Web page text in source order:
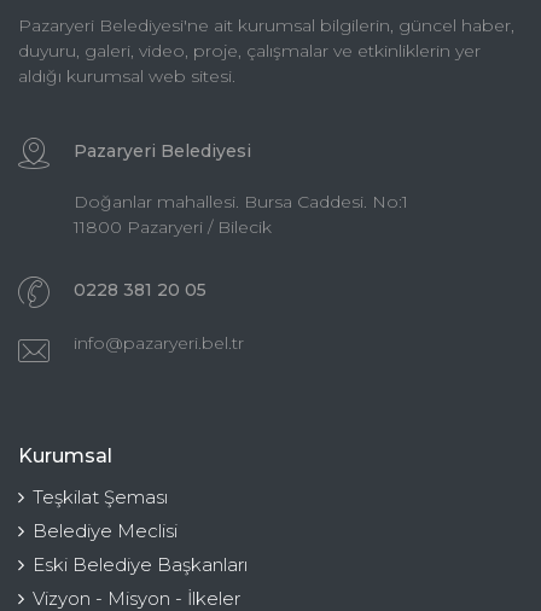
Pazaryeri Belediyesi'ne ait kurumsal bilgilerin, güncel haber,
duyuru, galeri, video, proje, çalışmalar ve etkinliklerin yer
aldığı kurumsal web sitesi.
Pazaryeri Belediyesi
Doğanlar mahallesi. Bursa Caddesi. No:1
11800 Pazaryeri / Bilecik
0228 381 20 05
info@pazaryeri.bel.tr
Kurumsal
Teşkilat Şeması
Belediye Meclisi
Eski Belediye Başkanları
Vizyon - Misyon - İlkeler